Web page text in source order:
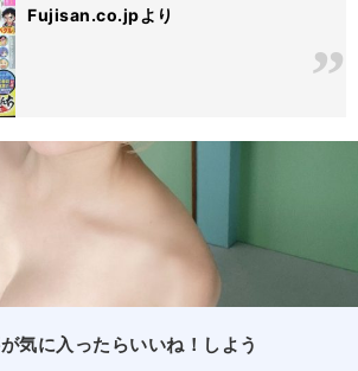
Fujisan.co.jpより
気に入ったらいいね！しよう